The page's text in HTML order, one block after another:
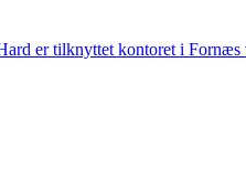
er tilknyttet kontoret i Fornæs